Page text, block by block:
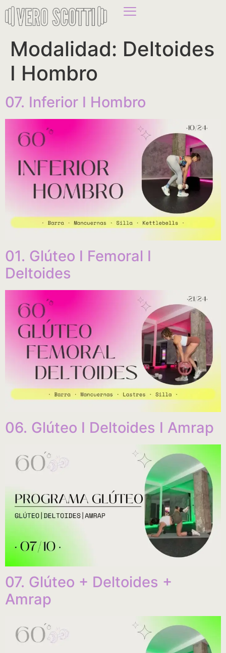
Modalidad: Deltoides
I Hombro
07. Inferior I Hombro
01. Glúteo I Femoral I
Deltoides
06. Glúteo I Deltoides I Amrap
07. Glúteo + Deltoides +
Amrap